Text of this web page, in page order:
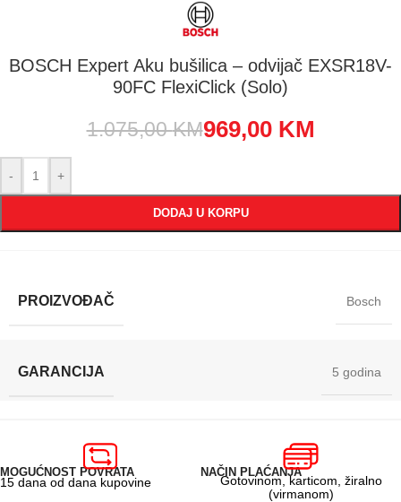
BOSCH Expert Aku bušilica – odvijač EXSR18V-
90FC FlexiClick (Solo)
1.075,00KM969,00 KM
- +
DODAJ U KORPU
PROIZVOĐAČ Bosch
GARANCIJA 5 godina
MOGUĆNOST POVRATA
15 dana od dana kupovine
NAČIN PLAĆANJA
Gotovinom, karticom, žiralno
(virmanom)